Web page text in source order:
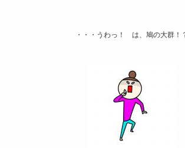
・・・うわっ！ は、鳩の大群！